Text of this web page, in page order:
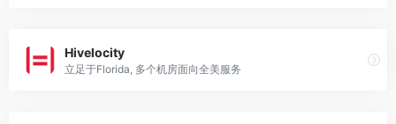
Hivelocity
立足于Florida, 多个机房面向全美服务